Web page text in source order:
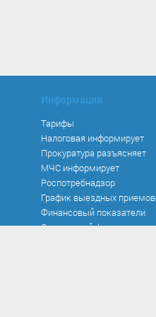
Информация
Тарифы
Налоговая информирует
Прокуратура разъясняет
МЧС информирует
Роспотребнадзор
График выездных приемов
Финансовый показатели
Социальный фонд